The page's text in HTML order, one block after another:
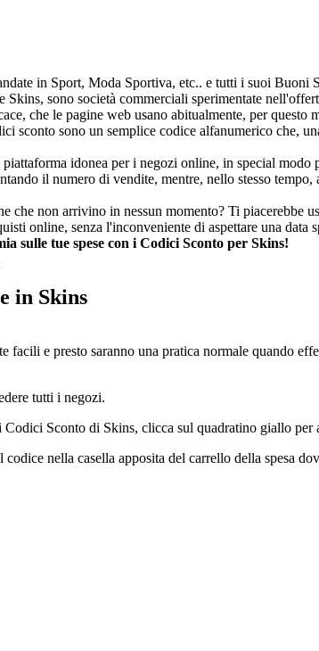
in Sport, Moda Sportiva, etc.. e tutti i suoi Buoni
sono società commerciali sperimentate
che le pagine web usano abitualmente, per
sconto sono un semplice codice alfanumerico che,
idonea per i negozi online, in special
il numero di vendite, mentre, nello stesso
che non arrivino in nessun momento? Ti
online, senza l'inconveniente di aspettare una data
sulle tue spese con i Codici Sconto per Skins!
in Skins
e presto saranno una pratica normale quando
tutti i negozi.
Sconto di Skins, clicca sul quadratino giallo
nella casella apposita del carrello della spesa